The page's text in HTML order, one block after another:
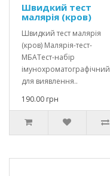
Швидкий тест
малярія (кров)
Швидкий тест малярія
(кров) Малярія-тест-
МБАТест-набір
імунохроматографічний
для виявлення..
190.00 грн